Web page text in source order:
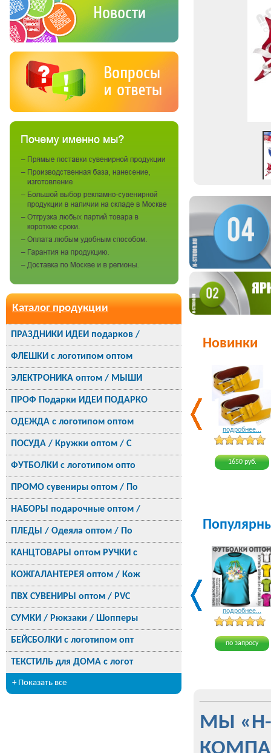
Каталог продукции
ПРАЗДНИКИ ИДЕИ подарков /
ФЛЕШКИ с логотипом оптом
ЭЛЕКТРОНИКА оптом / МЫШИ
ПРОФ Подарки ИДЕИ ПОДАРКО
ОДЕЖДА с логотипом оптом
ПОСУДА / Кружки оптом / С
ФУТБОЛКИ с логотипом опто
ПРОМО сувениры оптом / По
НАБОРЫ подарочные оптом /
ПЛЕДЫ / Одеяла оптом / По
КАНЦТОВАРЫ оптом РУЧКИ с
КОЖГАЛАНТЕРЕЯ оптом / Кож
ПВХ СУВЕНИРЫ оптом / PVC
СУМКИ / Рюкзаки / Шопперы
БЕЙСБОЛКИ с логотипом опт
ТЕКСТИЛЬ для ДОМА с логот
+ Показать все
Новинки
подробнее...
1650 руб.
подробнее...
по запросу
МЫ